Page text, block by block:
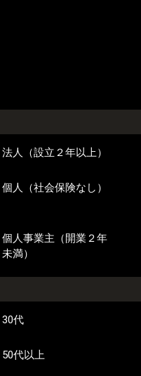
法人（設立２年以上）
個人（社会保険なし）
個人事業主（開業２年
未満）
30代
50代以上